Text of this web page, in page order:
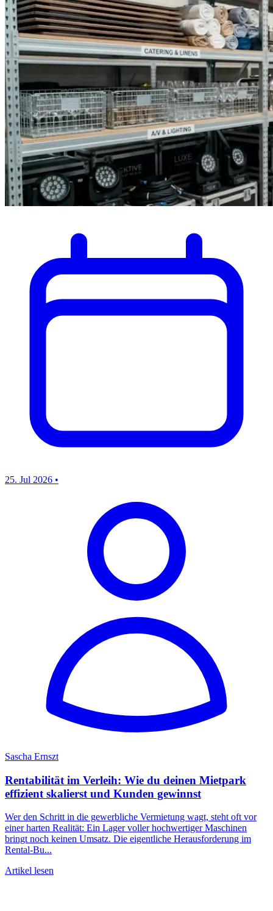
25. Jul 2026 •
Sascha Ernszt
Rentabilität im Verleih: Wie du deinen Mietpark
effizient skalierst und Kunden gewinnst
Wer den Schritt in die gewerbliche Vermietung wagt, steht oft vor
einer harten Realität: Ein Lager voller hochwertiger Maschinen
bringt noch keinen Umsatz. Die eigentliche Herausforderung im
Rental-Bu...
Artikel lesen